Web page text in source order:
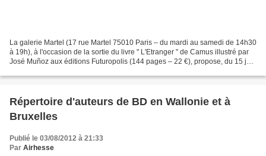
La galerie Martel (17 rue Martel 75010 Paris – du mardi au samedi de 14h30
à 19h), à l'occasion de la sortie du livre " L'Etranger " de Camus illustré par
José Muñoz aux éditions Futuropolis (144 pages – 22 €), propose, du 15 juin
Répertoire d'auteurs de BD en Wallonie et à
Bruxelles
Publié le 03/08/2012 à 21:33
Par Airhesse